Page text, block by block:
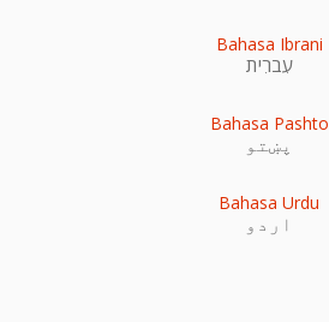
Bahasa Ibrani
עִברִית
Bahasa Pashto
پښتو
Bahasa Urdu
اردو